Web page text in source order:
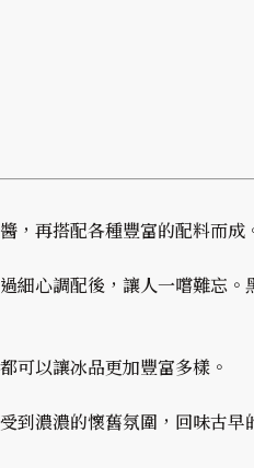
，再搭配各種豐富的配料而成
細心調配後，讓人一嚐難忘
可以讓冰品更加豐富多樣。
到濃濃的懷舊氛圍，回味古早